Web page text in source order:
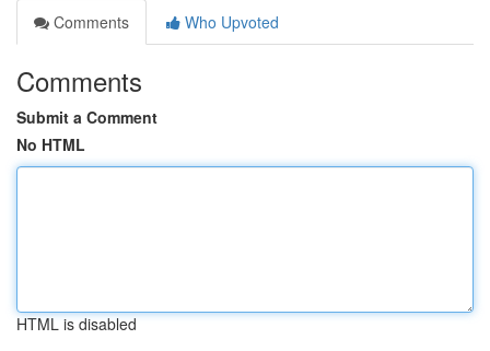
Comments
Who Upvoted
Comments
Submit a Comment
No HTML
HTML is disabled